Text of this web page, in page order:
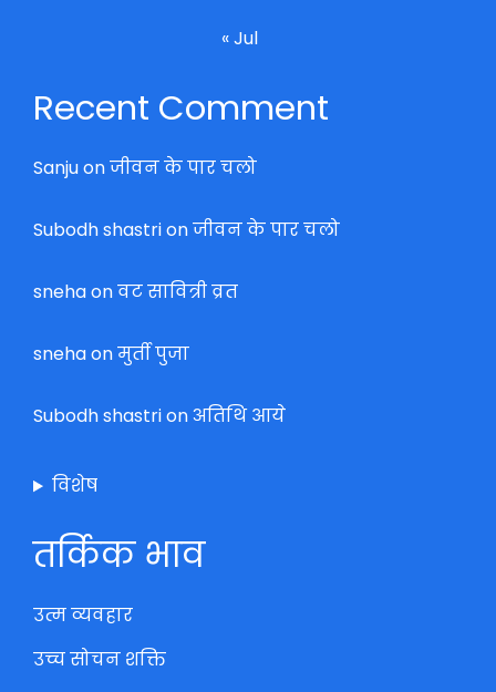
« Jul
Recent Comment
Sanjuonजीवन के पार चलो
Subodh shastrionजीवन के पार चलो
snehaonवट सावित्री व्रत
snehaonमुर्ती पुजा
Subodh shastrionअतिथि आये
विशेष
तर्किक भाव
उत्म व्यवहार
उच्च सोचन शक्ति